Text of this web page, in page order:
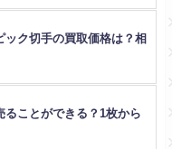
ック切手の買取価格は？相
ることができる？1枚から